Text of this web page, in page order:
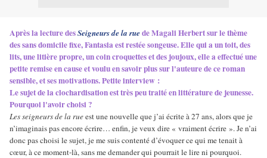
Après la lecture desSeigneurs de la ruede Magali Herbert sur le thème
des sans domicile fixe, Fantasia est restée songeuse. Elle qui a un toit, des
lits, une litière propre, un coin croquettes et des joujoux, elle a effectué une
petite remise en cause et voulu en savoir plus sur l'auteure de ce roman
sensible, et ses motivations. Petite interview :
Le sujet de la clochardisation est très peu traité en littérature de jeunesse.
Pourquoi l'avoir choisi ?
Les seigneurs de la rueest une nouvelle que j’ai écrite à 27 ans, alors que je
n’imaginais pas encore écrire… enfin, je veux dire « vraiment écrire ». Je n’ai
donc pas choisi le sujet, je me suis contenté d’évoquer ce qui me tenait à
cœur, à ce moment-là, sans me demander qui pourrait le lire ni pourquoi.